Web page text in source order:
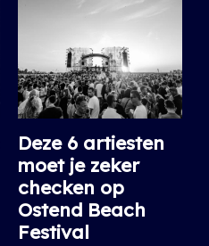
Deze 6 artiesten
moet je zeker
checken op
Ostend Beach
Festival